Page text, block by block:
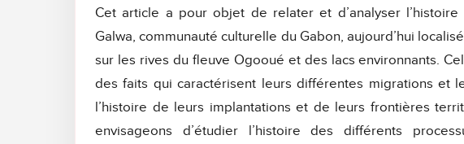
Cet article a pour objet de relater et d’analyser
Galwa, communauté culturelle du Gabon, aujourd’hui
sur les rives du fleuve Ogooué et des lacs environnants.
des faits qui caractérisent leurs différentes migrations et
l’histoire de leurs implantations et de leurs frontières
envisageons d’étudier l’histoire des différents